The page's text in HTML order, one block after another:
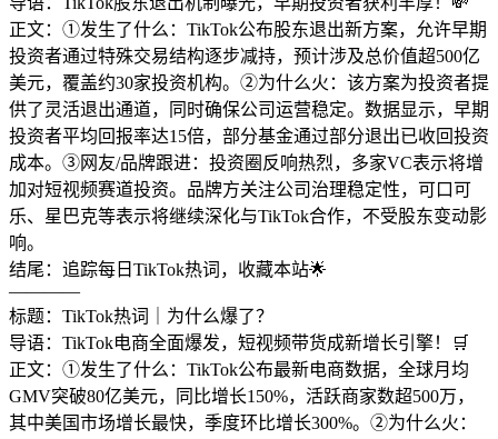
正文：①发生了什么：TikTok公布股东退出新方案，允许早期
投资者通过特殊交易结构逐步减持，预计涉及总价值超500亿
美元，覆盖约30家投资机构。②为什么火：该方案为投资者提
供了灵活退出通道，同时确保公司运营稳定。数据显示，早期
投资者平均回报率达15倍，部分基金通过部分退出已收回投资
成本。③网友/品牌跟进：投资圈反响热烈，多家VC表示将增
加对短视频赛道投资。品牌方关注公司治理稳定性，可口可
乐、星巴克等表示将继续深化与TikTok合作，不受股东变动影
响。
结尾：追踪每日TikTok热词，收藏本站🌟
————
标题：TikTok热词｜为什么爆了？
导语：TikTok电商全面爆发，短视频带货成新增长引擎！🛒
正文：①发生了什么：TikTok公布最新电商数据，全球月均
GMV突破80亿美元，同比增长150%，活跃商家数超500万，
其中美国市场增长最快，季度环比增长300%。②为什么火：